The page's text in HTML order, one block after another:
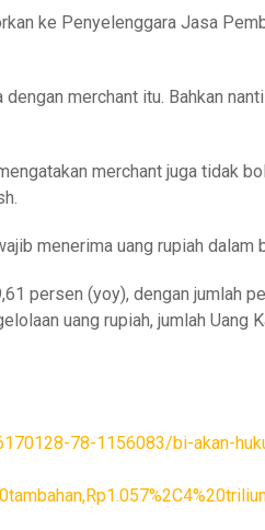
ke Penyelenggara Jasa
merchant itu. Bahkan
merchant juga tidak
menerima uang rupiah dalam
persen (yoy), dengan jumlah
uang rupiah, jumlah Uang
78-1156083/bi-akan-